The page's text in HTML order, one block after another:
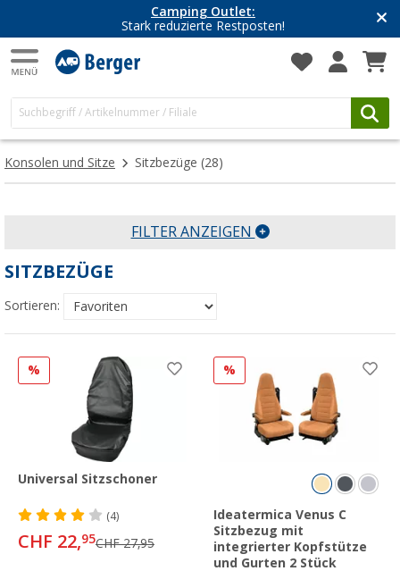
Camping Outlet:
Stark reduzierte Restposten!
Konsolen und Sitze Sitzbezüge (28)
FILTER ANZEIGEN
SITZBEZÜGE
Sortieren:
%
Universal Sitzschoner
(4)
CHF 22,95CHF 27,95
%
Ideatermica Venus C
Sitzbezug mit
integrierter Kopfstütze
und Gurten 2 Stück